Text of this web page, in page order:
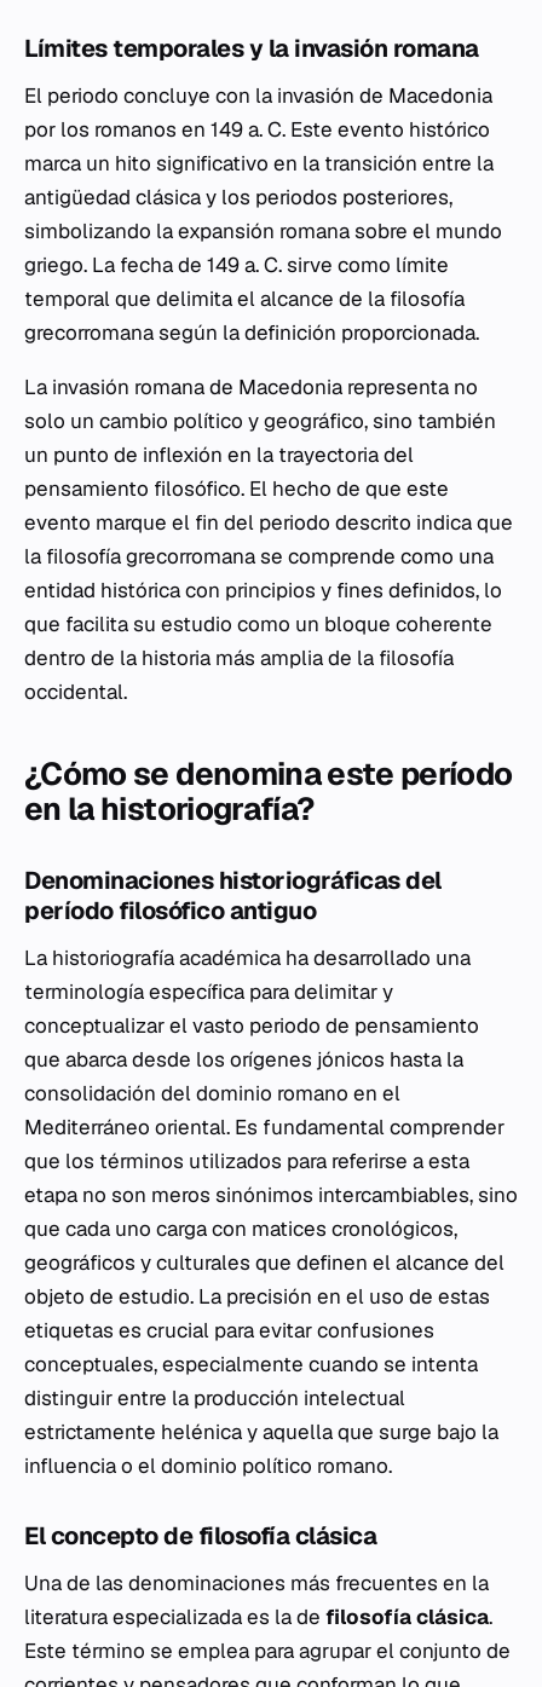
Límites temporales y la invasión romana
El periodo concluye con la invasión de Macedonia
por los romanos en 149 a. C. Este evento histórico
marca un hito significativo en la transición entre la
antigüedad clásica y los periodos posteriores,
simbolizando la expansión romana sobre el mundo
griego. La fecha de 149 a. C. sirve como límite
temporal que delimita el alcance de la filosofía
grecorromana según la definición proporcionada.
La invasión romana de Macedonia representa no
solo un cambio político y geográfico, sino también
un punto de inflexión en la trayectoria del
pensamiento filosófico. El hecho de que este
evento marque el fin del periodo descrito indica que
la filosofía grecorromana se comprende como una
entidad histórica con principios y fines definidos, lo
que facilita su estudio como un bloque coherente
dentro de la historia más amplia de la filosofía
occidental.
¿Cómo se denomina este período
en la historiografía?
Denominaciones historiográficas del
período filosófico antiguo
La historiografía académica ha desarrollado una
terminología específica para delimitar y
conceptualizar el vasto periodo de pensamiento
que abarca desde los orígenes jónicos hasta la
consolidación del dominio romano en el
Mediterráneo oriental. Es fundamental comprender
que los términos utilizados para referirse a esta
etapa no son meros sinónimos intercambiables, sino
que cada uno carga con matices cronológicos,
geográficos y culturales que definen el alcance del
objeto de estudio. La precisión en el uso de estas
etiquetas es crucial para evitar confusiones
conceptuales, especialmente cuando se intenta
distinguir entre la producción intelectual
estrictamente helénica y aquella que surge bajo la
influencia o el dominio político romano.
El concepto de filosofía clásica
Una de las denominaciones más frecuentes en la
literatura especializada es la de filosofía clásica.
Este término se emplea para agrupar el conjunto de